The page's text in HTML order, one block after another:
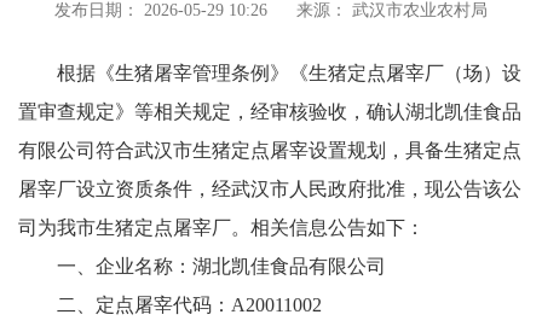
发布日期： 2026-05-29 10:26 来源： 武汉市农业农村局
根据《生猪屠宰管理条例》《生猪定点屠宰厂（场）设
置审查规定》等相关规定，经审核验收，确认湖北凯佳食品
有限公司符合武汉市生猪定点屠宰设置规划，具备生猪定点
屠宰厂设立资质条件，经武汉市人民政府批准，现公告该公
司为我市生猪定点屠宰厂。相关信息公告如下：
一、企业名称：湖北凯佳食品有限公司
二、定点屠宰代码：A20011002